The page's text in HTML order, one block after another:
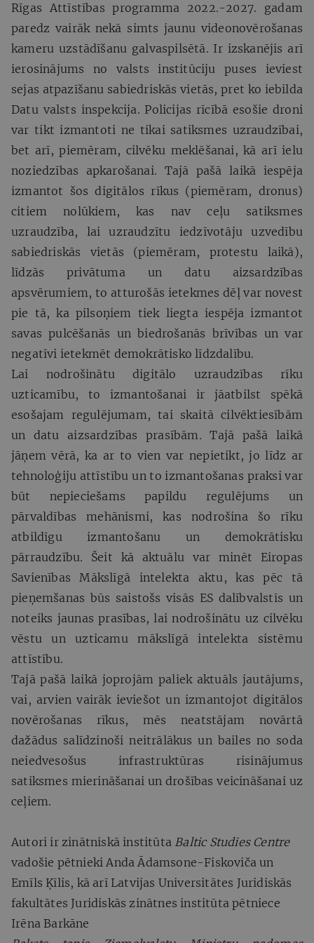
Rīgas Attīstības programma 2022.-2027. gadam
paredz vairāk nekā simts jaunu videonovērošanas
kameru uzstādīšanu galvaspilsētā. Ir izskanējis arī
ierosinājums no valsts institūciju puses ieviest
sejas atpazīšanu sabiedriskās vietās, pret ko iebilda
Datu valsts inspekcija. Policijas rīcībā esošie droni
var tikt izmantoti ne tikai satiksmes uzraudzībai,
bet arī, piemēram, cilvēku meklēšanai, kā arī ielu
noziedzības apkarošanai. Tajā pašā laikā iespēja
izmantot šos digitālos rīkus (piemēram, dronus)
citiem nolūkiem, kas nav ceļu satiksmes
uzraudzība, lai uzraudzītu iedzīvotāju uzvedību
sabiedriskās vietās (piemēram, protestu laikā),
līdzās privātuma un datu aizsardzības
apsvērumiem, to atturošās ietekmes dēļ var novest
pie tā, ka pilsoņiem tiek liegta iespēja izmantot
savas pulcēšanās un biedrošanās brīvības un var
negatīvi ietekmēt demokrātisko līdzdalību.
Lai nodrošinātu digitālo uzraudzības rīku
uzticamību, to izmantošanai ir jāatbilst spēkā
esošajam regulējumam, tai skaitā cilvēktiesībām
un datu aizsardzības prasībām. Tajā pašā laikā
jāņem vērā, ka ar to vien var nepietikt, jo līdz ar
tehnoloģiju attīstību un to izmantošanas praksi var
būt nepieciešams papildu regulējums un
pārvaldības mehānismi, kas nodrošina šo rīku
atbildīgu izmantošanu un demokrātisku
pārraudzību. Šeit kā aktuālu var minēt Eiropas
Savienības Mākslīgā intelekta aktu, kas pēc tā
pieņemšanas būs saistošs visās ES dalībvalstīs un
noteiks jaunas prasības, lai nodrošinātu uz cilvēku
vēstu un uzticamu mākslīgā intelekta sistēmu
attīstību.
Tajā pašā laikā joprojām paliek aktuāls jautājums,
vai, arvien vairāk ieviešot un izmantojot digitālos
novērošanas rīkus, mēs neatstājam novārtā
dažādus salīdzinoši neitrālākus un bailes no soda
neiedvesošus infrastruktūras risinājumus
satiksmes mierināšanai un drošības veicināšanai uz
ceļiem.
Autori ir zinātniskā institūta Baltic Studies Centre
vadošie pētnieki Anda Ādamsone-Fiskoviča un
Emīls Ķīlis, kā arī Latvijas Universitātes Juridiskās
fakultātes Juridiskās zinātnes institūta pētniece
Irēna Barkāne